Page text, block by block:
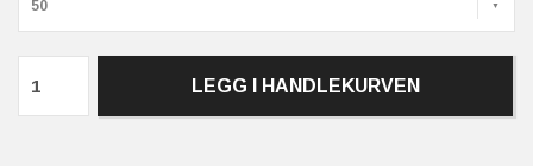
50
LEGG I HANDLEKURVEN